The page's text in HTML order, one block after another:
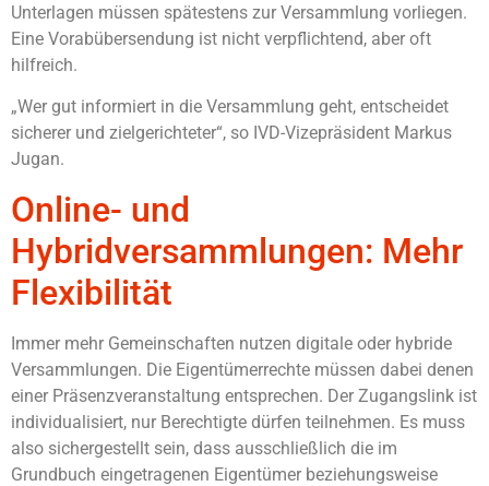
Unterlagen müssen spätestens zur Versammlung vorliegen.
Eine Vorabübersendung ist nicht verpflichtend, aber oft
hilfreich.
„Wer gut informiert in die Versammlung geht, entscheidet
sicherer und zielgerichteter“, so IVD-Vizepräsident Markus
Jugan.
Online- und
Hybridversammlungen: Mehr
Flexibilität
Immer mehr Gemeinschaften nutzen digitale oder hybride
Versammlungen. Die Eigentümerrechte müssen dabei denen
einer Präsenzveranstaltung entsprechen. Der Zugangslink ist
individualisiert, nur Berechtigte dürfen teilnehmen. Es muss
also sichergestellt sein, dass ausschließlich die im
Grundbuch eingetragenen Eigentümer beziehungsweise